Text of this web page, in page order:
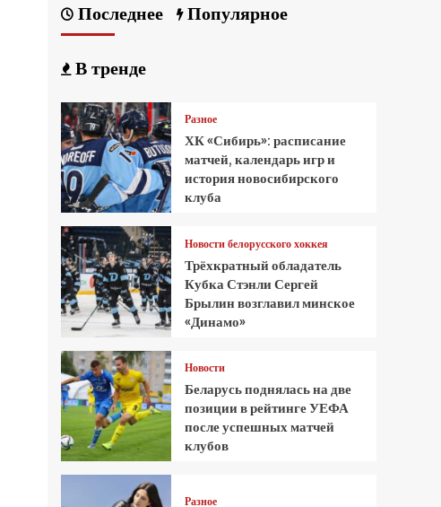
Последнее Популярное
В тренде
Разное
ХК «Сибирь»: расписание
матчей, календарь игр и
история новосибирского
клуба
Новости белорусского хоккея
Трёхкратный обладатель
Кубка Стэнли Сергей
Брылин возглавил минское
«Динамо»
Новости
Беларусь поднялась на две
позиции в рейтинге УЕФА
после успешных матчей
клубов
Разное